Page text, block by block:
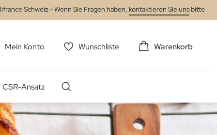
Schweiz - Wenn Sie Fragen haben, kontaktieren Sie uns bitte
Warenkorb
Mein Konto Wunschliste
CSR-Ansatz